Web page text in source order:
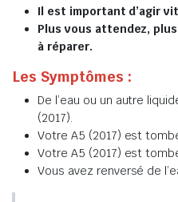
Il est important d’agir
Plus vous attendez,
à réparer.
Les Symptômes :
De l’eau ou un autre
(2017).
Votre A5 (2017) est
Votre A5 (2017) est
Vous avez renversé de